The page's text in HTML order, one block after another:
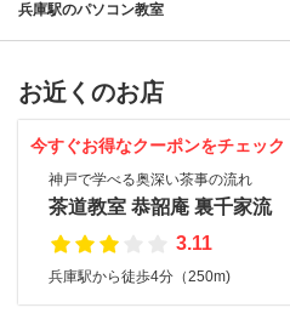
兵庫駅のパソコン教室
お近くのお店
今すぐお得なクーポンをチェック
神戸で学べる奥深い茶事の流れ
茶道教室 恭韶庵 裏千家流
3.11
兵庫駅から徒歩4分（250m)